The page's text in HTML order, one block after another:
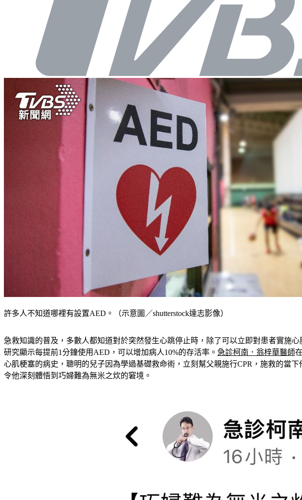
許多人不知道哪裡有設置AED。（示意圖／shutterstock達志影像）
急救知識的普及，多數人都知道對於突然發生心跳停止時，除了可以立即對患者實施
研究顯示每提前1分鐘使用AED，可以增加病人10%的存活率。 急診柯南．翁梓華醫師
心肌梗塞的病史，聰明的兒子因為學過基礎救命術，立刻幫父親施行CPR，施救的當
令他深刻體悟到巧婦難為無米之炊的窘境。